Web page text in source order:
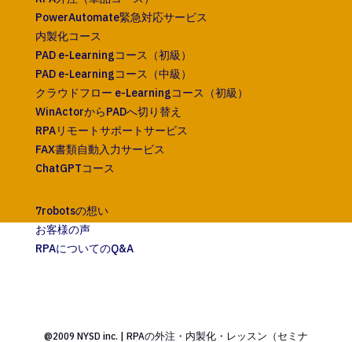
PowerAutomate緊急対応サービス
内製化コース
PAD e-Learningコース（初級）
PAD e-Learningコース（中級）
クラウドフロー e-Learningコース（初級）
WinActorからPADへ切り替え
RPAリモートサポートサービス
FAX書類自動入力サービス
ChatGPTコース
7robotsの想い
お客様の声
RPAについてのQ&A
@2009 NYSD inc. | RPAの外注・内製化・レッスン（セミナ